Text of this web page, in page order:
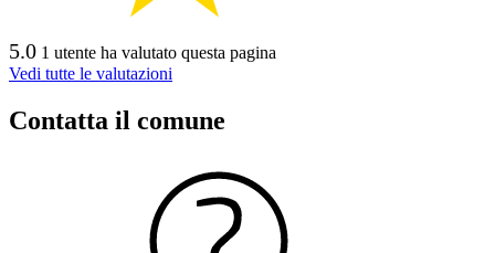
5.0 1 utente ha valutato questa pagina
Vedi tutte le valutazioni
Contatta il comune